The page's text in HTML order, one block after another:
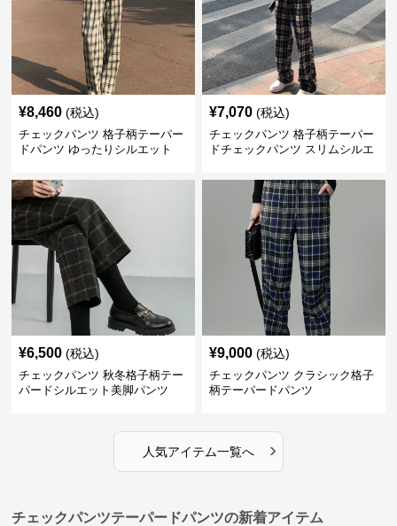
¥8,460 (税込)
チェックパンツ 格子柄テーパー
ドパンツ ゆったりシルエット
¥7,070 (税込)
チェックパンツ 格子柄テーパー
ドチェックパンツ スリムシルエ
¥6,500 (税込)
チェックパンツ 秋冬格子柄テー
パードシルエット美脚パンツ
¥9,000 (税込)
チェックパンツ クラシック格子
柄テーパードパンツ
人気アイテム一覧へ ›
チェックパンツテーパードパンツの新着アイテム